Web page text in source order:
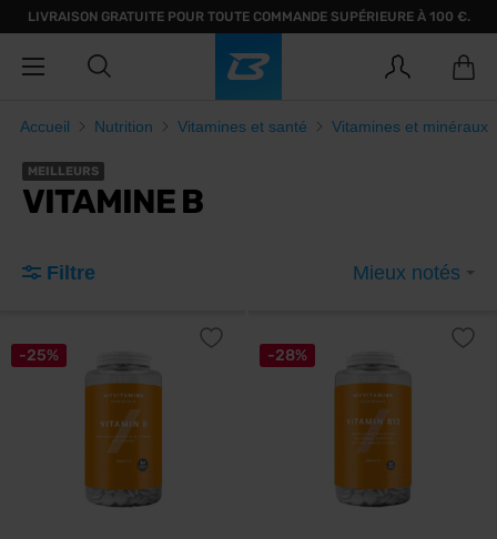
LIVRAISON GRATUITE POUR TOUTE COMMANDE SUPÉRIEURE À 100 €.
Accueil Nutrition Vitamines et santé Vitamines et minéraux
MEILLEURS
VITAMINE B
Filtre Mieux notés
-25% -28%